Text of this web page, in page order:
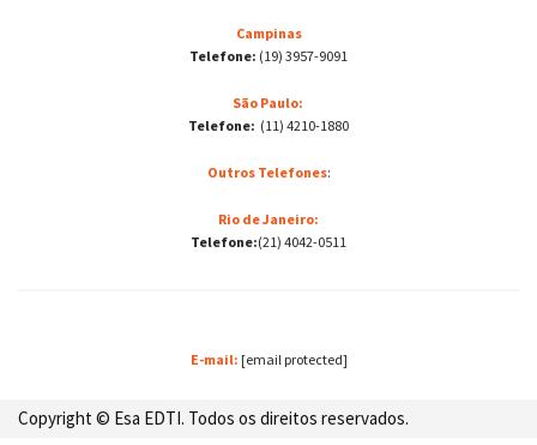
Campinas
Telefone: (19) 3957-9091
São Paulo:
Telefone: (11) 4210-1880
Outros Telefones:
Rio de Janeiro:
Telefone:(21) 4042-0511
E-mail: [email protected]
Copyright © Esa EDTI. Todos os direitos reservados.